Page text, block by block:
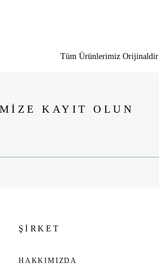
Tüm Ürünlerimiz Orijinaldir
KAYIT OLUN
ŞİRKET
HAKKIMIZDA